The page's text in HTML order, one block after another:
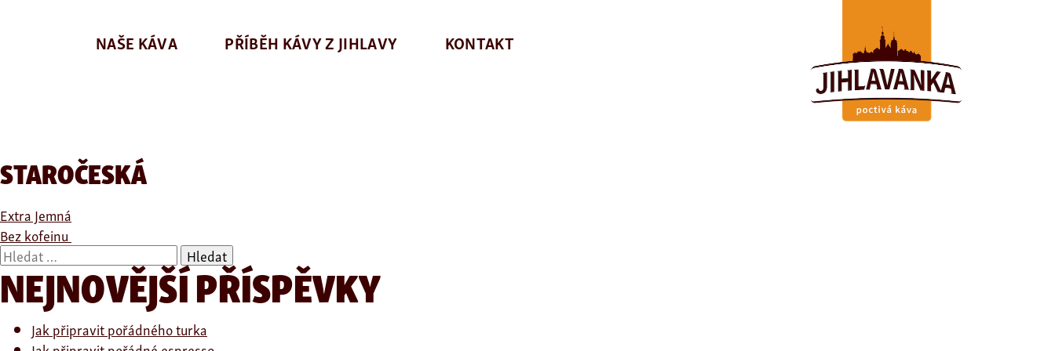
NAŠE KÁVA PŘÍBĚH KÁVY Z JIHLAVY KONTAKT
STAROČESKÁ
NAVIGACE
PRO
PŘÍSPĚVEK
Extra Jemná
Bez kofeinu
Vyhledávání
NEJNOVĚJŠÍ PŘÍSPĚVKY
Jak připravit pořádného turka